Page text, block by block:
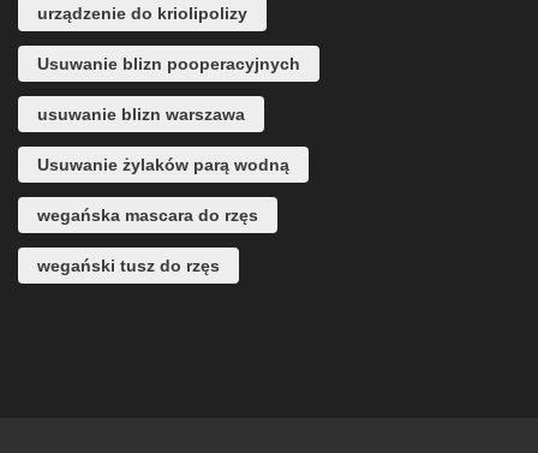
urządzenie do kriolipolizy
Usuwanie blizn pooperacyjnych
usuwanie blizn warszawa
Usuwanie żylaków parą wodną
wegańska mascara do rzęs
wegański tusz do rzęs